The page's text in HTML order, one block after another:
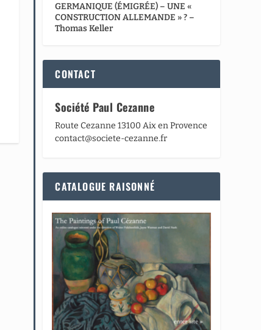
GERMANIQUE (ÉMIGRÉE) – UNE «
CONSTRUCTION ALLEMANDE » ? –
Thomas Keller
CONTACT
Société Paul Cezanne
Route Cezanne 13100 Aix en Provence
contact@societe-cezanne.fr
CATALOGUE RAISONNÉ